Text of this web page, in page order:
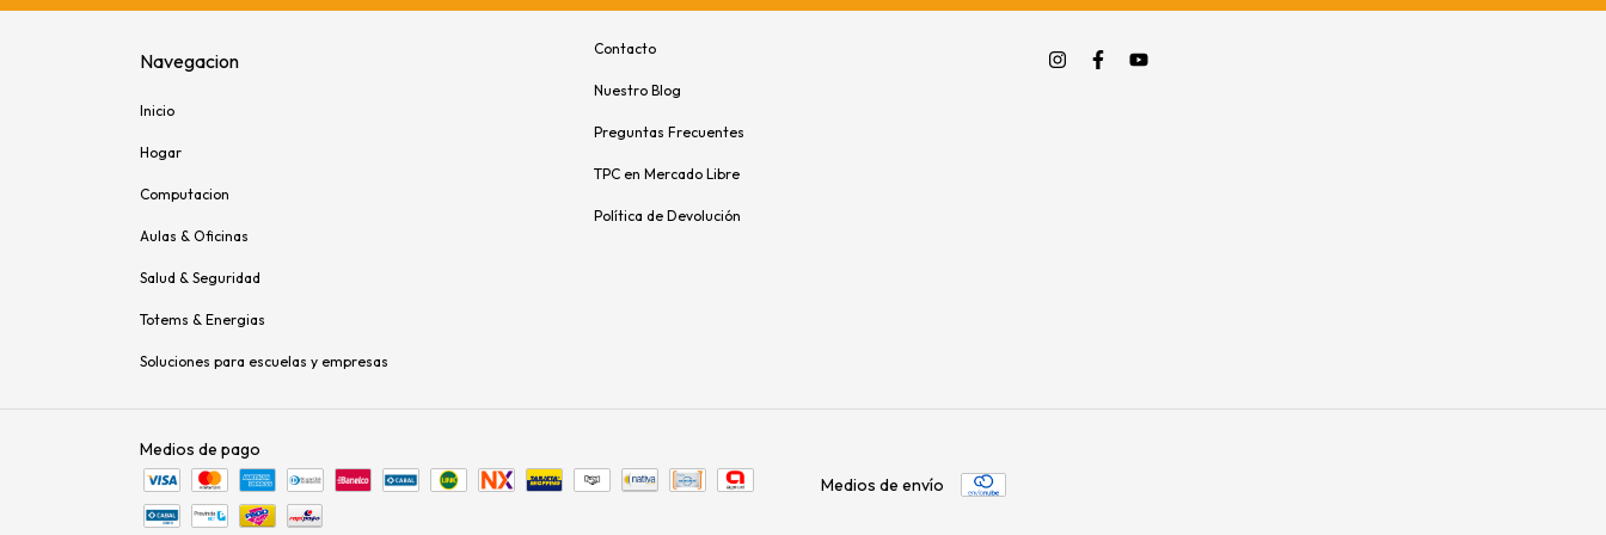
Navegacion
Inicio
Hogar
Computacion
Aulas & Oficinas
Salud & Seguridad
Totems & Energias
Soluciones para escuelas y empresas
Contacto
Nuestro Blog
Preguntas Frecuentes
TPC en Mercado Libre
Política de Devolución
Medios de pago
Medios de envío